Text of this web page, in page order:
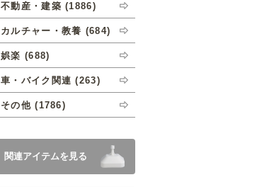
不動産・建築 (1886)
カルチャー・教養 (684)
娯楽 (688)
車・バイク関連 (263)
その他 (1786)
関連アイテムを見る